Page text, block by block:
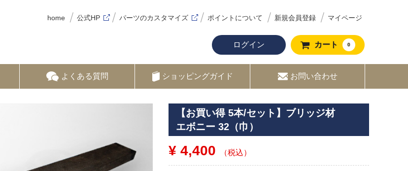
home 公式HP パーツのカスタマイズ ポイントについて 新規会員登録 マイページ
カート 0
ログイン
よくある質問 ショッピングガイド お問い合わせ
【お買い得 5本/セット】ブリッジ材
エボニー 32（巾）
¥ 4,400 （税込）